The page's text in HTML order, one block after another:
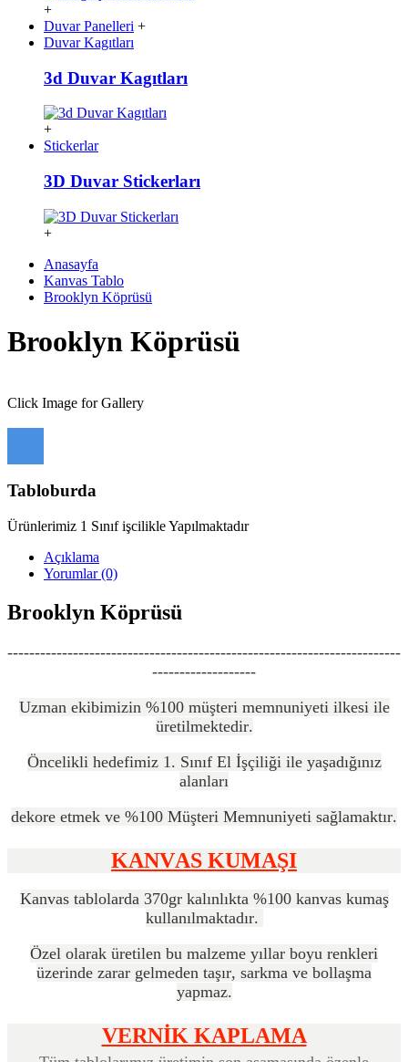
+
Duvar Panelleri +
Duvar Kagıtları
3d Duvar Kagıtları
+
Stickerlar
3D Duvar Stickerları
+
Anasayfa
Kanvas Tablo
Brooklyn Köprüsü
Brooklyn Köprüsü
Click Image for Gallery
Tabloburda
Ürünlerimiz 1 Sınıf işcilikle Yapılmaktadır
Açıklama
Yorumlar (0)
Brooklyn Köprüsü
------------------------------------------------------------------------
-------------------
Uzman ekibimizin %100 müşteri memnuniyeti ilkesi ile
üretilmektedir.
Öncelikli hedefimiz 1. Sınıf El İşçiliği ile yaşadığınız
alanları
dekore etmek ve %100 Müşteri Memnuniyeti sağlamaktır.
KANVAS KUMAŞI
Kanvas tablolarda 370gr kalınlıkta %100 kanvas kumaş
kullanılmaktadır.
Özel olarak üretilen bu malzeme yıllar boyu renkleri
üzerinde zarar gelmeden taşır, sarkma ve bollaşma
yapmaz.
VERNİK KAPLAMA